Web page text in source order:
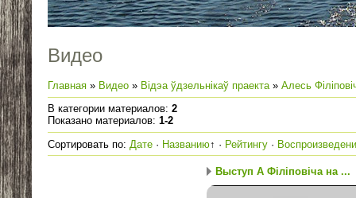
Видео
Главная » Видео » Відэа ўдзельнікаў праекта» Алесь
В категории материалов: 2
Показано материалов: 1-2
Сортировать по: Дате · Названию↑ · Рейтингу ·
Выступ А Філіповіча на ...